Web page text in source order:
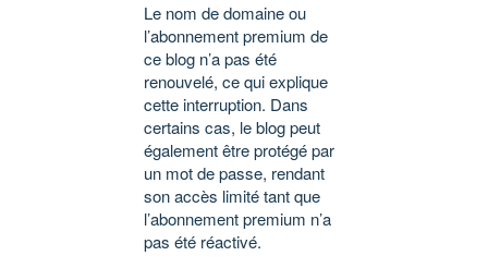
Le nom de domaine ou
l’abonnement premium de
ce blog n’a pas été
renouvelé, ce qui explique
cette interruption. Dans
certains cas, le blog peut
également être protégé par
un mot de passe, rendant
son accès limité tant que
l’abonnement premium n’a
pas été réactivé.